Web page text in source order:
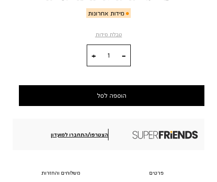
מידות אחרונות
טבלת מידות
הוספה לסל
הצטרפו/התחברו למועדון
פרטים משלוחים והחזרות